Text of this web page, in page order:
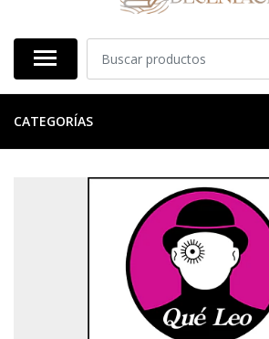
CATEGORÍAS